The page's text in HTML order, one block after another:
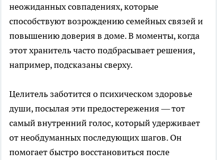
неожиданных совпадениях, которые
способствуют возрождению семейных связей и
повышению доверия в доме. В моменты, когда
этот хранитель часто подбрасывает решения,
например, подсказаны сверху.
Целитель заботится о психическом здоровье
души, посылая эти предостережения — тот
самый внутренний голос, который удерживает
от необдуманных последующих шагов. Он
помогает быстро восстановиться после